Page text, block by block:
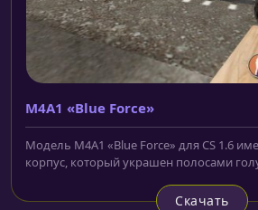
M4A1 «Blue Force»
Модель M4A1 «Blue Force» для CS 1.6
корпус, который украшен полосами
Скачать